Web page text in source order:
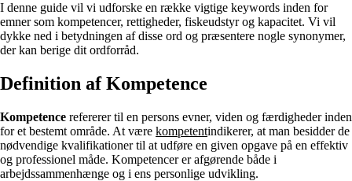
I denne guide vil vi udforske en række vigtige keywords inden for
emner som kompetencer, rettigheder, fiskeudstyr og kapacitet. Vi vil
dykke ned i betydningen af disse ord og præsentere nogle synonymer,
der kan berige dit ordforråd.
Definition af Kompetence
Kompetence refererer til en persons evner, viden og færdigheder inden
for et bestemt område. At være kompetentindikerer, at man besidder de
nødvendige kvalifikationer til at udføre en given opgave på en effektiv
og professionel måde. Kompetencer er afgørende både i
arbejdssammenhænge og i ens personlige udvikling.